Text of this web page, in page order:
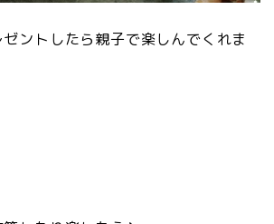
ントしたら親子で楽しんでくれま